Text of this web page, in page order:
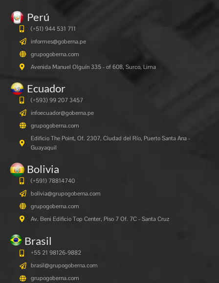
Perú
(+51) 944 531 711
informes@goberna.pe
grupogoberna.com
Avenida Manuel Olguín 335 - of 608, Surco, Lima
Ecuador
(+593) 99 207 3457
infoecuador@goberna.pe
grupogoberna.com
Edificio The Point, Of. 2307, Ciudad del Río, Puerto Santa Ana -
Guayaquil
Bolivia
(+591) 78814740
bolivia@grupogoberna.com
grupogoberna.com
Av. Beni Edificio Top Center, Piso 7 Of. 7C - Santa Cruz
Brasil
+55 21 98126-9882
brasil@grupogoberna.com
grupogoberna.com